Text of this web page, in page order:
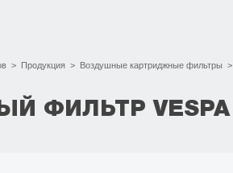
> Продукция > Воздушные картриджные фильтры >
ФИЛЬТР VESPA